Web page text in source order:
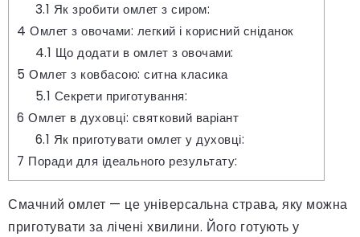
3.1 Як зробити омлет з сиром:
4 Омлет з овочами: легкий і корисний сніданок
4.1 Що додати в омлет з овочами:
5 Омлет з ковбасою: ситна класика
5.1 Секрети приготування:
6 Омлет в духовці: святковий варіант
6.1 Як приготувати омлет у духовці:
7 Поради для ідеального результату:
Смачний омлет — це універсальна страва, яку можна
приготувати за лічені хвилини. Його готують у